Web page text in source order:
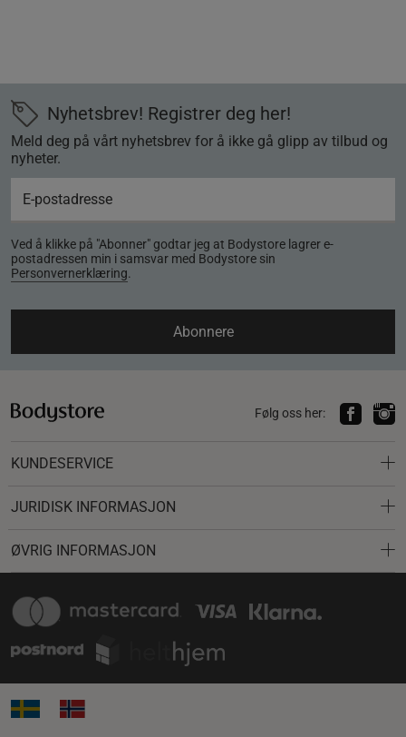
Nyhetsbrev! Registrer deg her!
Meld deg på vårt nyhetsbrev for å ikke gå glipp av tilbud og
nyheter.
Ved å klikke på "Abonner" godtar jeg at Bodystore lagrer e-
postadressen min i samsvar med Bodystore sin
Personvernerklæring.
Abonnere
Følg oss her:
KUNDESERVICE
JURIDISK INFORMASJON
ØVRIG INFORMASJON